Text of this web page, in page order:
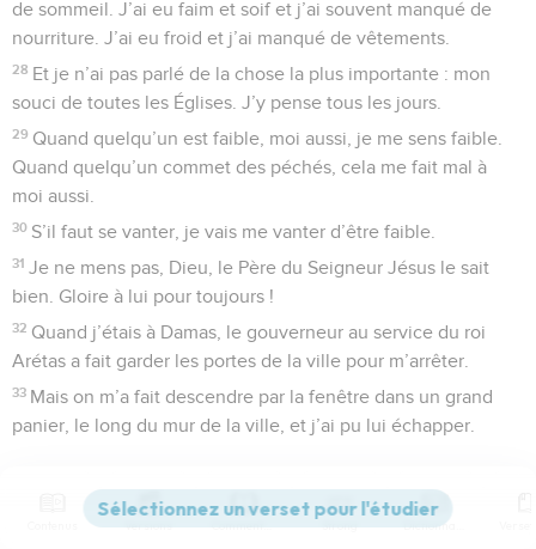
de sommeil. J’ai eu faim et soif et j’ai souvent manqué de
nourriture. J’ai eu froid et j’ai manqué de vêtements.
28 Et je n’ai pas parlé de la chose la plus importante : mon
souci de toutes les Églises. J’y pense tous les jours.
29 Quand quelqu’un est faible, moi aussi, je me sens faible.
Quand quelqu’un commet des péchés, cela me fait mal à
moi aussi.
30 S’il faut se vanter, je vais me vanter d’être faible.
31 Je ne mens pas, Dieu, le Père du Seigneur Jésus le sait
bien. Gloire à lui pour toujours !
32 Quand j’étais à Damas, le gouverneur au service du roi
Arétas a fait garder les portes de la ville pour m’arrêter.
33 Mais on m’a fait descendre par la fenêtre dans un grand
panier, le long du mur de la ville, et j’ai pu lui échapper.
une Bible imprimée, rendez-vous sur www.editionsbiblio.fr
Versions Commentaires Strong